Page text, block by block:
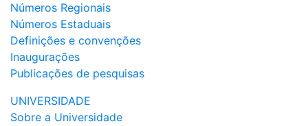
Números Regionais
Números Estaduais
Definições e convenções
Inaugurações
Publicações de pesquisas
UNIVERSIDADE
Sobre a Universidade